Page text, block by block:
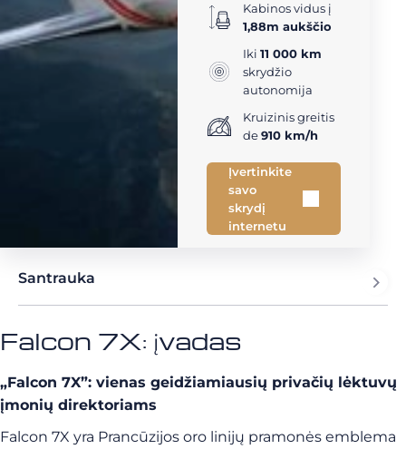
Kabinos vidus į
1,88m aukščio
Iki 11 000 km
skrydžio
autonomija
Kruizinis greitis
de910 km/h
Įvertinkite
savo
skrydį
internetu
Santrauka
Falcon 7X: įvadas
„Falcon 7X”: vienas geidžiamiausių privačių lėktuvų
įmonių direktoriams
Falcon 7X yra Prancūzijos oro linijų pramonės emblema